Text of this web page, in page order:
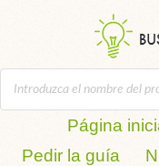
Página
Pedir la guía